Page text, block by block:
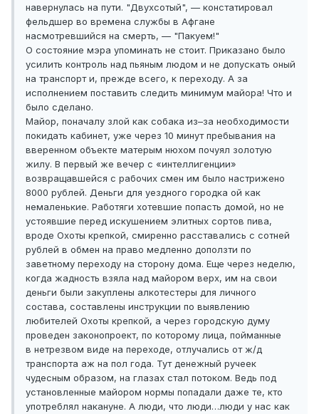
навернулась на пути. "Двухсотый", — констатировал
фельдшер во времена службы в Афгане
насмотревшийся на смерть, — "Пакуем!"
О состояние мэра упоминать не стоит. Приказано было
усилить контроль над пьяным людом и не допускать оный
на транспорт и, прежде всего, к переходу. А за
исполнением поставить следить минимум майора! Что и
было сделано.
Майор, поначалу злой как собака из–за необходимости
покидать кабинет, уже через 10 минут пребывания на
вверенном объекте матерым нюхом почуял золотую
жилу. В первый же вечер с «интеллигенции»
возвращавшейся с рабочих смен им было настрижено
8000 рублей. Деньги для уездного городка ой как
немаленькие. Работяги хотевшие попасть домой, но не
устоявшие перед искушением элитных сортов пива,
вроде Охоты крепкой, смиренно расставались с сотней
рублей в обмен на право медленно доползти по
заветному переходу на сторону дома. Еще через неделю,
когда жадность взяла над майором верх, им на свои
деньги были закуплены алкотестеры для личного
состава, составлены инструкции по выявлению
любителей Охоты крепкой, а через городскую думу
проведен законопроект, по которому лица, пойманные
в нетрезвом виде на переходе, отлучались от ж/д
транспорта аж на пол года. Тут денежный ручеек
чудесным образом, на глазах стал потоком. Ведь под
установленные майором нормы попадали даже те, кто
употреблял накануне. А люди, что люди…люди у нас как